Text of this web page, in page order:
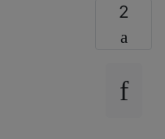
2